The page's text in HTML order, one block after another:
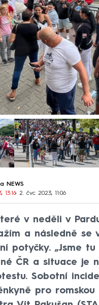
NEWS
13:16• 2. čvc 2023, 11:06
v neděli v
a následně se
potyčky. „Jsme
ČR a situace je
Sobotní
pro romskou